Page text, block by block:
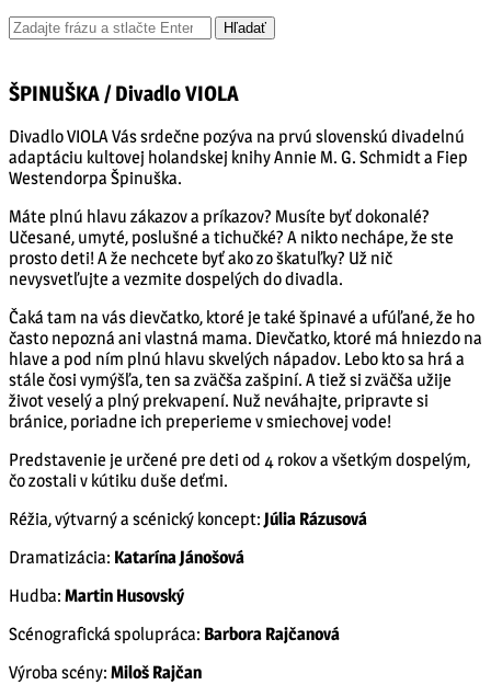
ŠPINUŠKA / Divadlo VIOLA
Divadlo VIOLA Vás srdečne pozýva na prvú slovenskú divadelnú
adaptáciu kultovej holandskej knihy Annie M. G. Schmidt a Fiep
Westendorpa Špinuška.
Máte plnú hlavu zákazov a príkazov? Musíte byť dokonalé?
Učesané, umyté, poslušné a tichučké? A nikto nechápe, že ste
prosto deti! A že nechcete byť ako zo škatuľky? Už nič
nevysvetľujte a vezmite dospelých do divadla.
Čaká tam na vás dievčatko, ktoré je také špinavé a ufúľané, že ho
často nepozná ani vlastná mama. Dievčatko, ktoré má hniezdo na
hlave a pod ním plnú hlavu skvelých nápadov. Lebo kto sa hrá a
stále čosi vymýšľa, ten sa zväčša zašpiní. A tiež si zväčša užije
život veselý a plný prekvapení. Nuž neváhajte, pripravte si
bránice, poriadne ich preperieme v smiechovej vode!
Predstavenie je určené pre deti od 4 rokov a všetkým dospelým,
čo zostali v kútiku duše deťmi.
Réžia, výtvarný a scénický koncept: Júlia Rázusová
Dramatizácia: Katarína Jánošová
Hudba: Martin Husovský
Scénografická spolupráca: Barbora Rajčanová
Výroba scény: Miloš Rajčan